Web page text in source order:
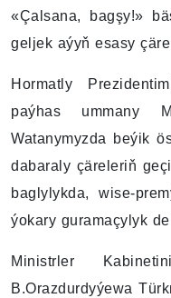
«Çalsana, bagşy!»
geljek aýyň esasy
Hormatly
paýhas ummany
Watanymyzda beýik
dabaraly çäreleriň
baglylykda, wise-
ýokary guramaçylyk
Ministrler
B.Orazdurdyýewa